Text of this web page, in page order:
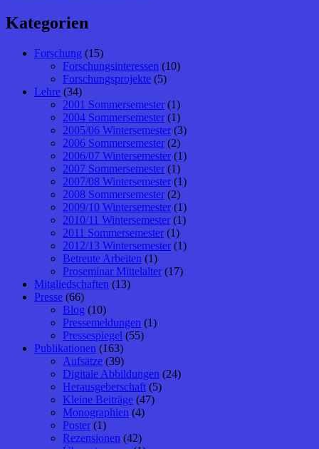
Kategorien
Forschung (15)
Forschungsinteressen (10)
Forschungsprojekte (5)
Lehre (34)
2001 Sommersemester (1)
2004 Sommersemester (1)
2005/06 Wintersemester (3)
2006 Sommersemester (2)
2006/07 Wintersemester (1)
2007 Sommersemester (1)
2007/08 Wintersemester (1)
2008 Sommersemester (2)
2009/10 Wintersemester (1)
2010/11 Wintersemester (1)
2011 Sommersemester (1)
2012/13 Wintersemester (1)
Betreute Arbeiten (1)
Proseminar Mittelalter (17)
Mitgliedschaften (13)
Presse (66)
Blog (10)
Pressemeldungen (1)
Pressespiegel (55)
Publikationen (163)
Aufsätze (39)
Digitale Abbildungen (24)
Herausgeberschaft (5)
Kleine Beiträge (47)
Monographien (4)
Poster (1)
Rezensionen (42)